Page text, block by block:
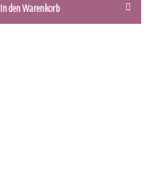
In denWarenkorb